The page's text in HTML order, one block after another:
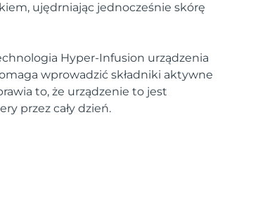
ujędrniając jednocześnie skórę
Hyper-Infusion urządzenia
wprowadzić składniki aktywne
to, że urządzenie to jest
przez cały dzień.